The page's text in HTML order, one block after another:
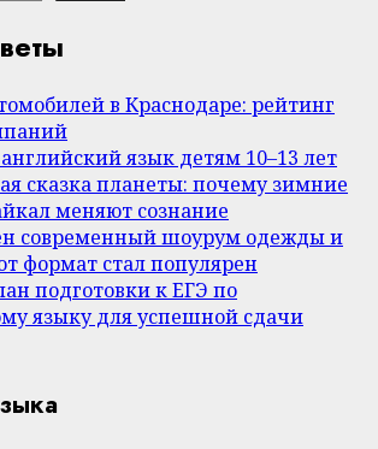
в Краснодаре: рейтинг
язык детям 10–13 лет
сказка планеты: почему зимние
меняют сознание
современный шоурум одежды и
формат стал популярен
подготовки к ЕГЭ по
языку для успешной сдачи